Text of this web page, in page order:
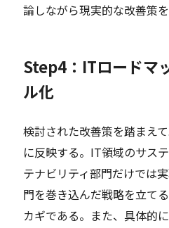
論しながら現実的な改善策
Step4：ITロードマ
ル化
検討された改善策を踏まえ
に反映する。IT領域のサス
テナビリティ部門だけでは
門を巻き込んだ戦略を立て
カギである。また、具体的